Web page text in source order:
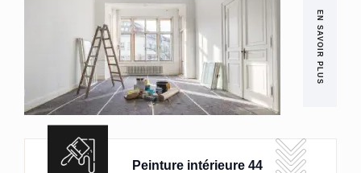
EN SAVOIR PLUS
Peinture intérieure 44